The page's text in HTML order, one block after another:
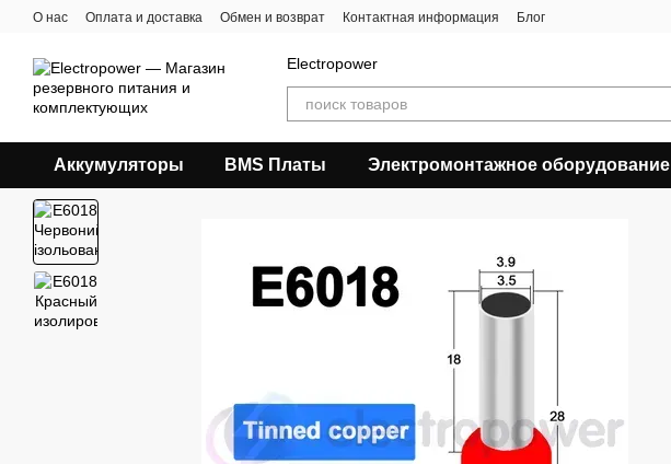
Перейти к основному контенту
О нас Оплата и доставка Обмен и возврат Контактная информация Блог
Electropower
Аккумуляторы BMS Платы Электромонтажное оборудование